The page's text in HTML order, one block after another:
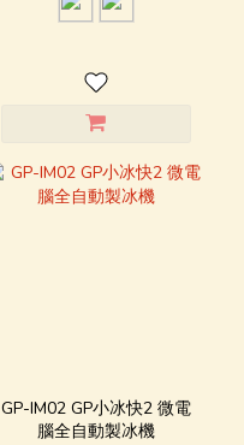
GP-IM02 GP小冰快2 微電
腦全自動製冰機